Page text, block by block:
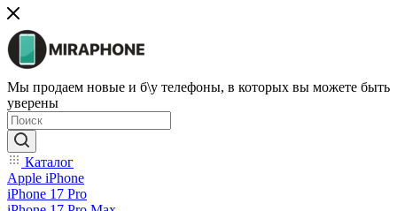
Мы продаем новые и б\у телефоны, в которых вы можете быть
уверены
Каталог
Apple iPhone
iPhone 17 Pro